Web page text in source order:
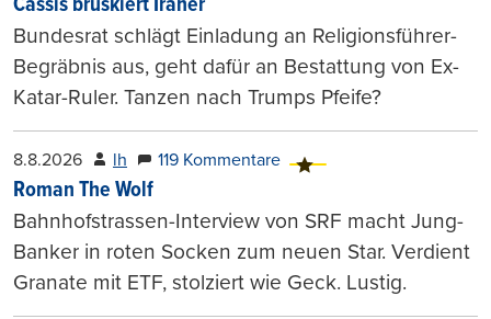
Cassis brüskiert Iraner
Bundesrat schlägt Einladung an Religionsführer-
Begräbnis aus, geht dafür an Bestattung von Ex-
Katar-Ruler. Tanzen nach Trumps Pfeife?
8.8.2026 lh 119 Kommentare
Roman The Wolf
Bahnhofstrassen-Interview von SRF macht Jung-
Banker in roten Socken zum neuen Star. Verdient
Granate mit ETF, stolziert wie Geck. Lustig.